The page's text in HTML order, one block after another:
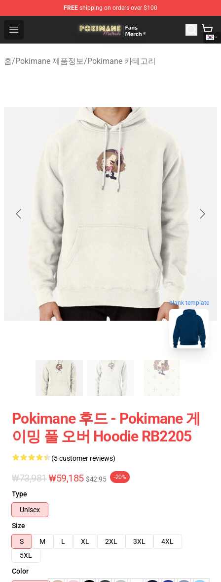
FREE shipping on orders over $100
Open menu
Pokimane Store - Official Pokimane Merchandise Shop
홈/Pokimane 제품정보/Pokimane 카테고리
blank template
Pokimane 후드 - Pokimane 게
이밍 풀 오버 Hoodie RB2205
(5 customer reviews)
₩73,981 ₩59,185 $42.95 -20%
Type
Unisex
Size
S
M L XL 2XL 3XL
4XL
5XL
Color